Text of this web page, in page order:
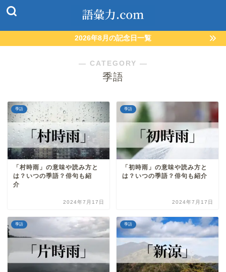
2026年8月の記念日一覧
― CATEGORY ―
季語
季語
「村時雨」の意味や読み方と
は？いつの季語？俳句も紹
介
2024年7月17日
季語
「初時雨」の意味や読み方と
は？いつの季語？俳句も紹介
2024年7月17日
季語 季語